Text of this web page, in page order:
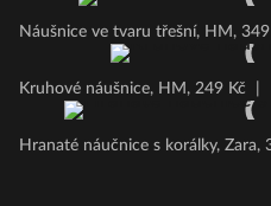
Náušnice ve tvaru třešní, HM, 349
Kruhové náušnice, HM, 249 Kč
Hranaté náučnice s korálky, Zara,